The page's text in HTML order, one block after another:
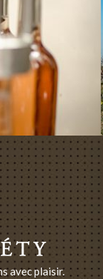
avec plaisir.